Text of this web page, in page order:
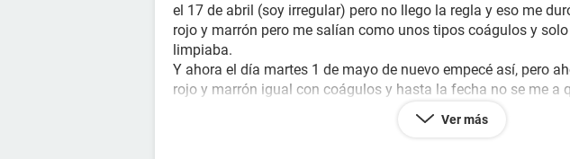
el 17 de abril (soy irregular) pero no llego la regla y eso me
rojo y marrón pero me salían como unos tipos coágulos y
limpiaba.
Y ahora el día martes 1 de mayo de nuevo empecé así, pero
rojo y marrón igual con coágulos y hasta la fecha no se me a
diferencia ahora es que me pongo una toalla sanitaria el
Ver más